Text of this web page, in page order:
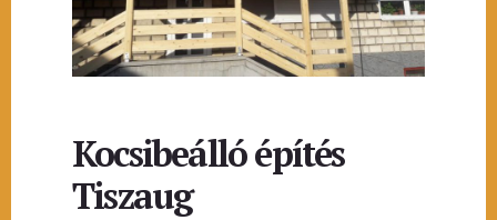
Kocsibeálló építés
Tiszaug